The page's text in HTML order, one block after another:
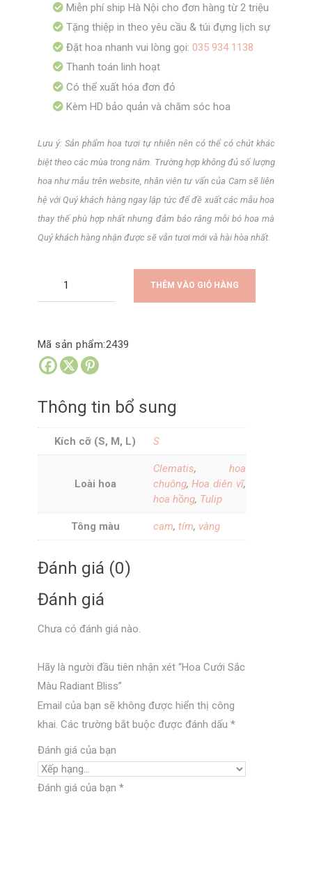
Miễn phí ship Hà Nội cho đơn hàng từ 2 triệu
Tặng thiệp in theo yêu cầu & túi đựng lịch sự
Đặt hoa nhanh vui lòng gọi: 035 934 1138
Thanh toán linh hoạt
Có thể xuất hóa đơn đỏ
Kèm HD bảo quản và chăm sóc hoa
Lưu ý: Sản phẩm hoa tươi tự nhiên nên có thể có chút khác
biệt theo các mùa trong năm. Trường hợp không đủ số lượng
hoa như mẫu trên website, nhân viên tư vấn của Cam sẽ liên
hệ với Quý khách hàng ngay lập tức để đề xuất các mẫu hoa
thay thế phù hợp nhất nhưng đảm bảo rằng mỗi bó hoa mà
Quý khách hàng nhận được sẽ vẫn tươi mới và hài hòa nhất.
Bliss
lượng
THÊM VÀO GIỎ HÀNG
Mã sản phẩm:2439
Thông tin bổ sung
Kích cỡ (S, M, L) S
Loài hoa
Clematis, hoa
chuông,Hoa diên vĩ,
hoa hồng, Tulip
Tông màu cam, tím, vàng
Đánh giá (0)
Đánh giá
Chưa có đánh giá nào.
Hãy là người đầu tiên nhận xét “Hoa Cưới Sắc
Màu Radiant Bliss”
Email của bạn sẽ không được hiển thị công
khai. Các trường bắt buộc được đánh dấu *
Đánh giá của bạn
Đánh giá của bạn *